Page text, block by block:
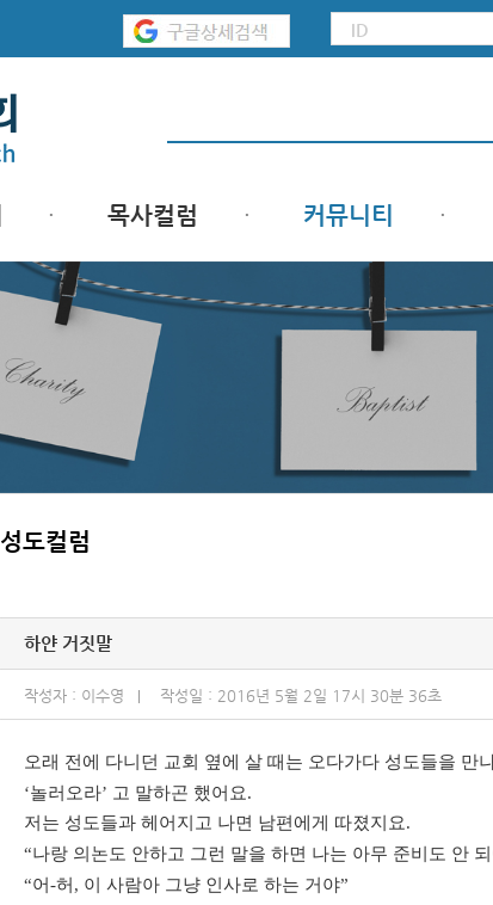
목사컬럼 커뮤니티
성도컬럼
하얀 거짓말
작성자 : 이수영 작성일 : 2016년 5월 2일 17시 30분 36초
오래 전에 다니던 교회 옆에 살 때는 오다가다 성도들을 만
‘놀러오라’ 고 말하곤 했어요.
저는 성도들과 헤어지고 나면 남편에게 따졌지요.
“나랑 의논도 안하고 그런 말을 하면 나는 아무 준비도 안
“어-허 , 이 사람아 그냥 인사로 하는 거야”